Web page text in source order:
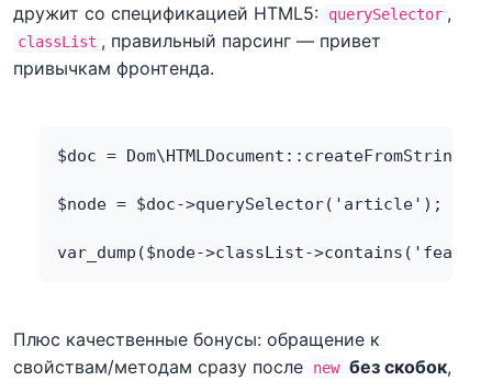
дружит со спецификацией HTML5: querySelector ,
classList , правильный парсинг — привет
привычкам фронтенда.
$doc =
$node = $doc->querySelector('article');
var_dump($node->classList-
Плюс качественные бонусы: обращение к
свойствам/методам сразу после
new без скобок,